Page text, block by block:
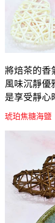
將焙茶的香
風味沉靜優
是享受靜心
琥珀焦糖海鹽